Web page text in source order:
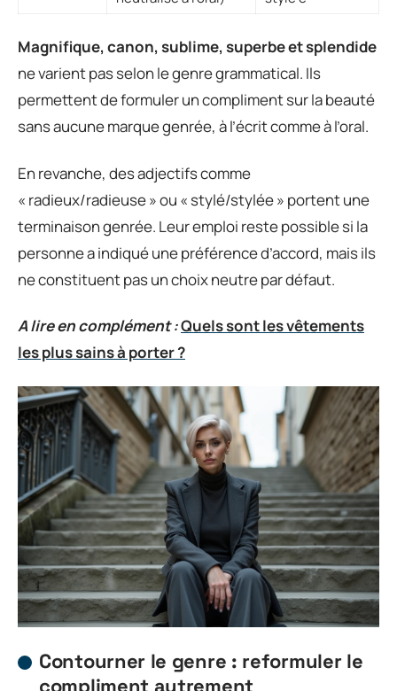
Magnifique, canon, sublime, superbe et splendide
ne varient pas selon le genre grammatical. Ils
permettent de formuler un compliment sur la beauté
sans aucune marque genrée, à l’écrit comme à l’oral.
En revanche, des adjectifs comme
« radieux/radieuse » ou « stylé/stylée » portent une
terminaison genrée. Leur emploi reste possible si la
personne a indiqué une préférence d’accord, mais ils
ne constituent pas un choix neutre par défaut.
A lire en complément :Quels sont les vêtements
les plus sains à porter ?
Contourner le genre : reformuler le
compliment autrement